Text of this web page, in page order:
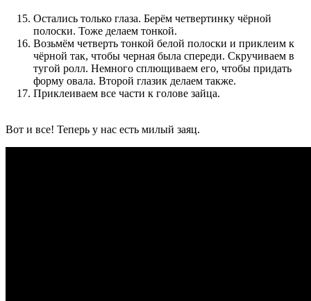
Остались только глаза. Берём четвертинку чёрной
полоски. Тоже делаем тонкой.
Возьмём четверть тонкой белой полоски и приклеим к
чёрной так, чтобы черная была спереди. Скручиваем в
тугой ролл. Немного сплющиваем его, чтобы придать
форму овала. Второй глазик делаем также.
Приклеиваем все части к голове зайца.
Вот и все! Теперь у нас есть милый заяц.